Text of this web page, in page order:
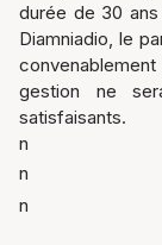
durée de 30 ans
Diamniadio, le
gestion ne
satisfaisants.
n
n
n